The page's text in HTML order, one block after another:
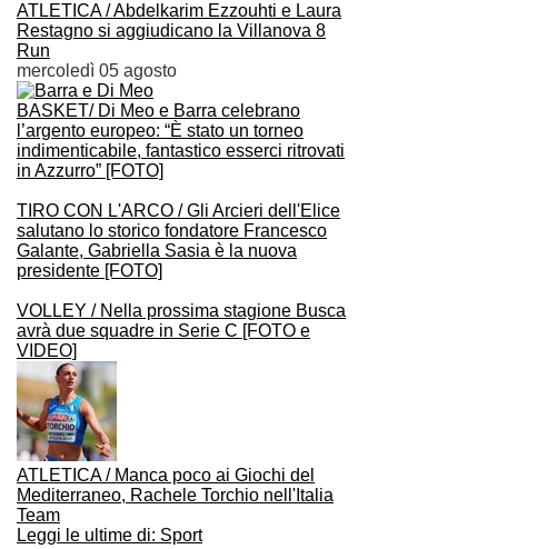
ATLETICA / Abdelkarim Ezzouhti e Laura
Restagno si aggiudicano la Villanova 8
Run
mercoledì 05 agosto
BASKET/ Di Meo e Barra celebrano
l’argento europeo: “È stato un torneo
indimenticabile, fantastico esserci ritrovati
in Azzurro” [FOTO]
TIRO CON L'ARCO / Gli Arcieri dell'Elice
salutano lo storico fondatore Francesco
Galante, Gabriella Sasia è la nuova
presidente [FOTO]
VOLLEY / Nella prossima stagione Busca
avrà due squadre in Serie C [FOTO e
VIDEO]
ATLETICA / Manca poco ai Giochi del
Mediterraneo, Rachele Torchio nell'Italia
Team
Leggi le ultime di: Sport